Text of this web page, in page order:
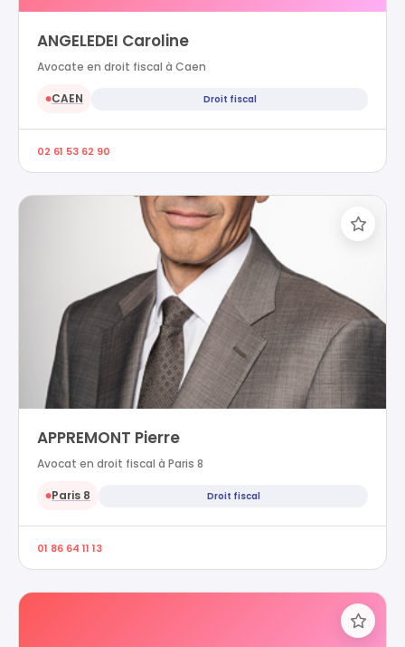
ANGELEDEI Caroline
Avocate en droit fiscal à Caen
●CAEN Droit fiscal
02 61 53 62 90
APPREMONT Pierre
Avocat en droit fiscal à Paris 8
●Paris 8 Droit fiscal
01 86 64 11 13